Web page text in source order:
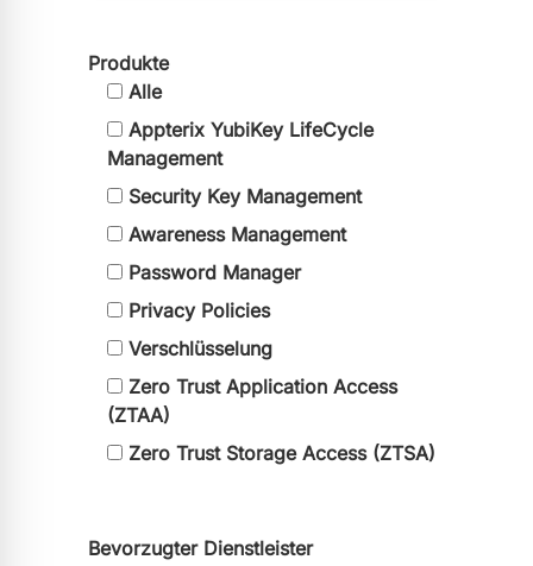
Produkte
Alle
Appterix YubiKey LifeCycle
Management
Security Key Management
Awareness Management
Password Manager
Privacy Policies
Verschlüsselung
Zero Trust Application Access
(ZTAA)
Zero Trust Storage Access (ZTSA)
Bevorzugter Dienstleister